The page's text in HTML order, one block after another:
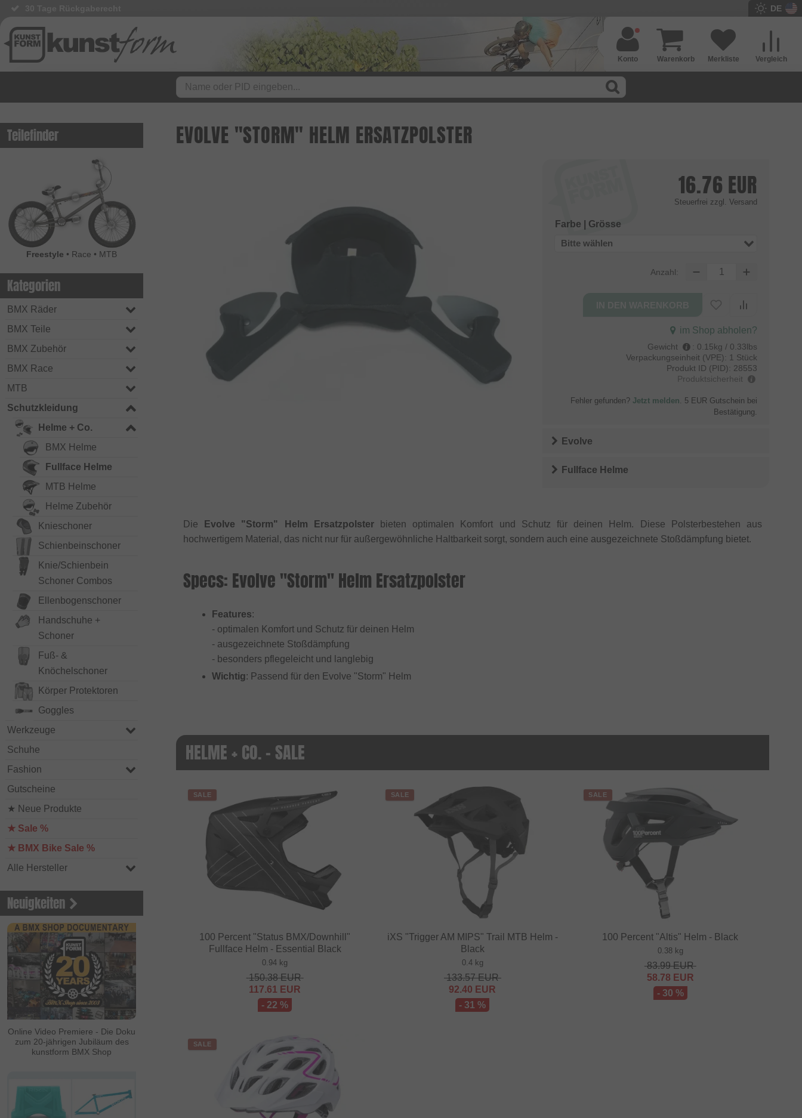
DE
Vergleich
Merkliste
Warenkorb
Konto
Teilefinder
Freestyle • Race • MTB
Kategorien
BMX Räder
BMX Teile
BMX Zubehör
BMX Race
MTB
Schutzkleidung
Helme + Co.
BMX Helme
Fullface Helme
MTB Helme
Helme Zubehör
Knieschoner
Schienbeinschoner
Knie/Schienbein
Schoner Combos
Ellenbogenschoner
Handschuhe +
Schoner
Fuß- &
Knöchelschoner
Körper Protektoren
Goggles
Werkzeuge
Schuhe
Fashion
Gutscheine
★ Neue Produkte
★ Sale %
★ BMX Bike Sale %
Alle Hersteller
Neuigkeiten
Online Video Premiere - Die Doku
zum 20-jährigen Jubiläum des
kunstform BMX Shop
EVOLVE "STORM" HELM ERSATZPOLSTER
16.76 EUR
Steuerfrei zzgl. Versand
Farbe | Grösse
Bitte wählen
Anzahl:
im Shop abholen?
Gewicht : 0.15kg / 0.33lbs
Verpackungseinheit (VPE): 1 Stück
Produkt ID (PID): 28553
Produktsicherheit
Fehler gefunden? Jetzt melden. 5 EUR Gutschein bei
Bestätigung.
Evolve
Fullface Helme
Die Evolve "Storm" Helm Ersatzpolsterbieten optimalen Komfort und Schutz für deinen Helm. Diese Polsterbestehen aus
hochwertigem Material, das nicht nur für außergewöhnliche Haltbarkeit sorgt, sondern auch eine ausgezeichnete Stoßdämpfung bietet.
Specs: Evolve "Storm" Helm Ersatzpolster
Features:
- optimalen Komfort und Schutz für deinen Helm
- ausgezeichnete Stoßdämpfung
- besonders pflegeleicht und langlebig
Wichtig: Passend für den Evolve "Storm" Helm
HELME + CO. - SALE
SALE
100 Percent "Status BMX/Downhill"
Fullface Helm - Essential Black
0.94 kg
150.38EUR
117.61 EUR
- 22 %
SALE
iXS "Trigger AM MIPS" Trail MTB Helm -
Black
0.4 kg
133.57EUR
92.40 EUR
- 31 %
SALE
100 Percent "Altis" Helm - Black
0.38 kg
83.99EUR
58.78 EUR
- 30 %
SALE